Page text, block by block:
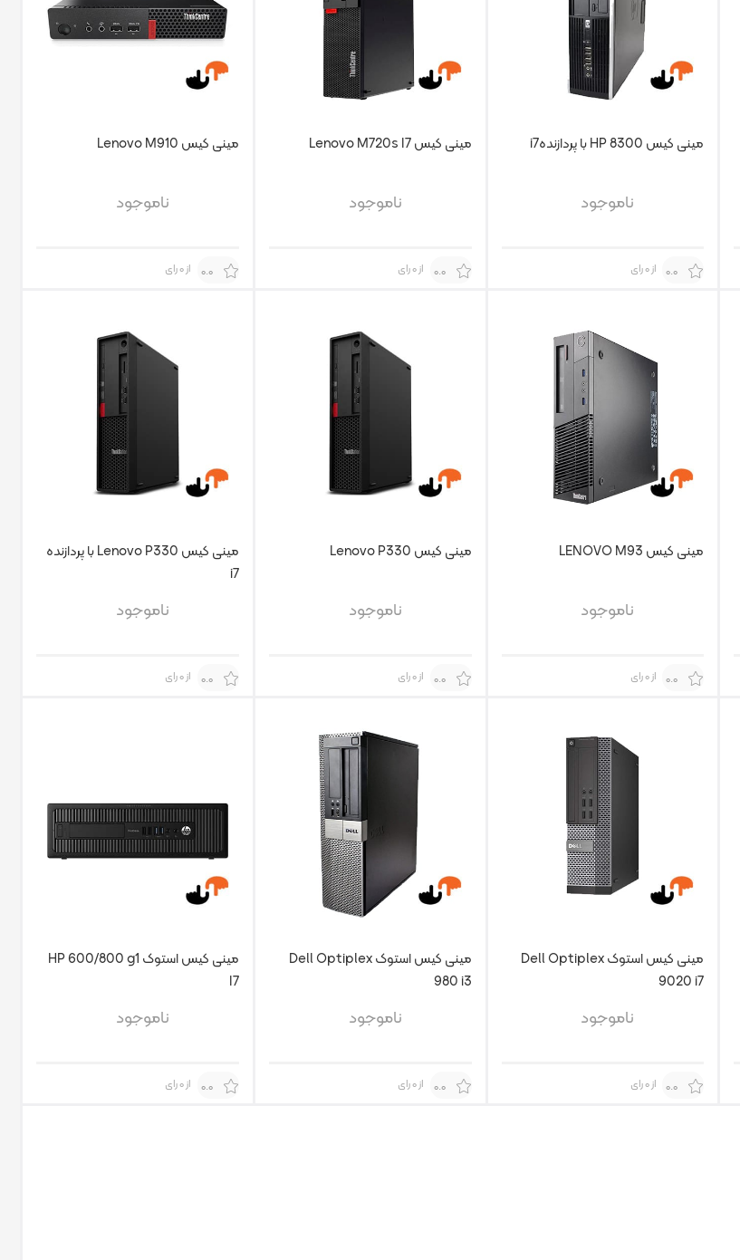
مینی کیس HP 8300 با پردازندهi7
ناموجود
0.0 از 0 رای
مینی کیس Lenovo M720s I7
ناموجود
0.0 از 0 رای
مینی کیس Lenovo M910
ناموجود
0.0 از 0 رای
مینی کیس LENOVO M93
ناموجود
0.0 از 0 رای
مینی کیس Lenovo P330
ناموجود
0.0 از 0 رای
مینی کیس Lenovo P330 با پردازنده
i7
ناموجود
0.0 از 0 رای
مینی کیس استوک Dell Optiplex
9020 i7
ناموجود
0.0 از 0 رای
مینی کیس استوک Dell Optiplex
980 i3
ناموجود
0.0 از 0 رای
مینی کیس استوک HP 600/800 g1
I7
ناموجود
0.0 از 0 رای